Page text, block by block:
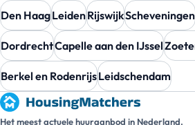
Den HaagLeidenRijswijkScheveningen
DordrechtCapelle aan den IJssel
Berkel en RodenrijsLeidschendam
Het meest actuele huuraanbod in Nederland.